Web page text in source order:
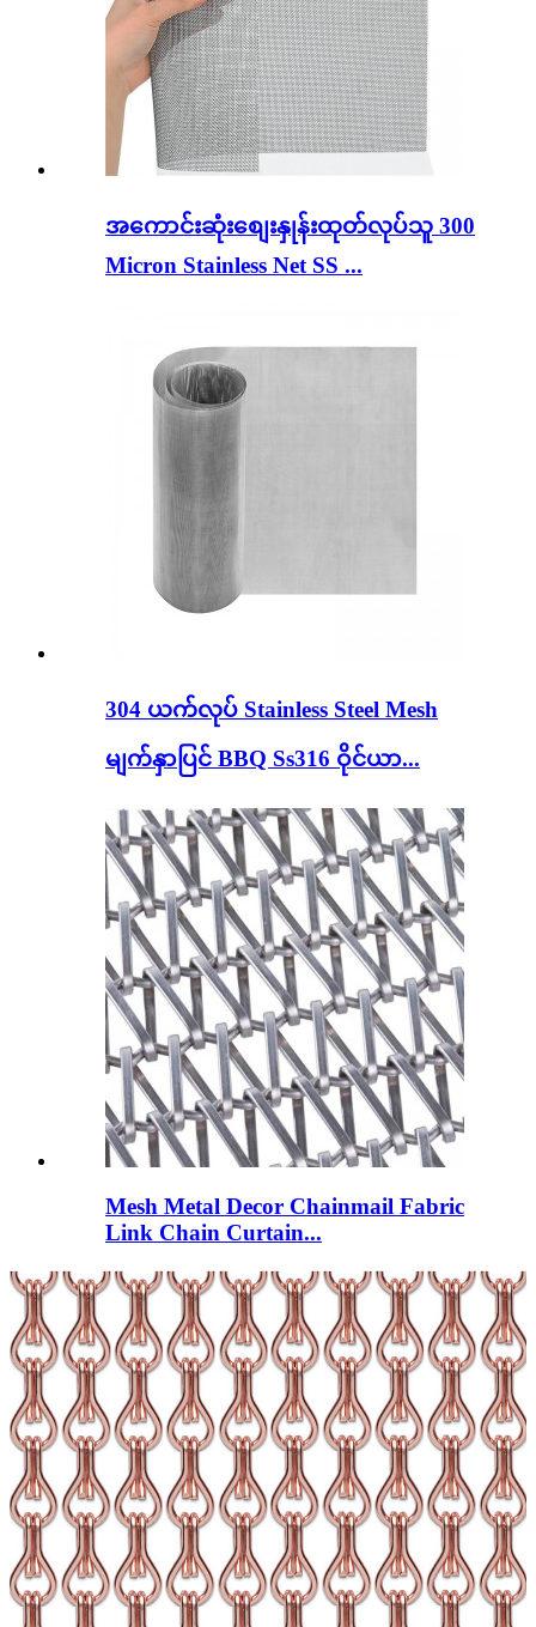
အကောင်းဆုံးစျေးနှုန်းထုတ်လုပ်သူ 300
Micron Stainless Net SS ...
304 ယက်လုပ် Stainless Steel Mesh
မျက်နှာပြင် BBQ Ss316 ဝိုင်ယာ...
Mesh Metal Decor Chainmail Fabric
Link Chain Curtain...